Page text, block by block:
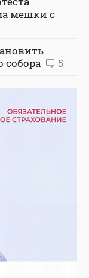
мешки с
собора
5